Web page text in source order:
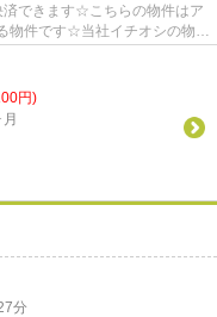
済できます☆こちらの物件はア
物件です☆当社イチオシの物件
円)
分